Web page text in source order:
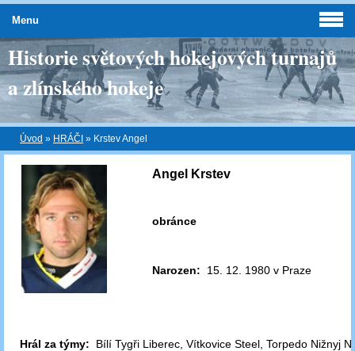
Historie světových hokejových turnajů
a zlínského hokeje
Úvod » HRÁČI » Krstev Angel
Angel Krstev
obránce
Narozen: 15. 12. 1980 v Praze
Hrál za týmy: Bílí Tygři Liberec, Vítkovice Steel, Torpedo Nižnyj
Menu